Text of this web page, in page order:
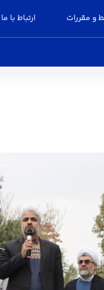
و مقررات ارتباط با ما